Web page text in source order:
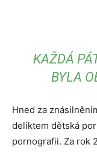
KAŽDÁ
BYLA
Hned za
deliktem dětská
pornografii. Za rok